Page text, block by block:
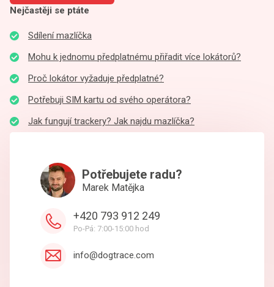
Nejčastěji se ptáte
Sdílení mazlíčka
Mohu k jednomu předplatnému přiřadit více lokátorů?
Proč lokátor vyžaduje předplatné?
Potřebuji SIM kartu od svého operátora?
Jak fungují trackery? Jak najdu mazlíčka?
Potřebujete radu?
Marek Matějka
+420 793 912 249
Po-Pá: 7:00-15:00 hod
info@dogtrace.com